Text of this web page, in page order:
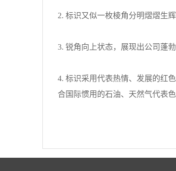
2. 标识又似一枚棱角分明熠熠生
3. 锐角向上状态，展现出公司蓬勃
4. 标识采用代表热情、发展的红
合国际惯用的石油、天然气代表